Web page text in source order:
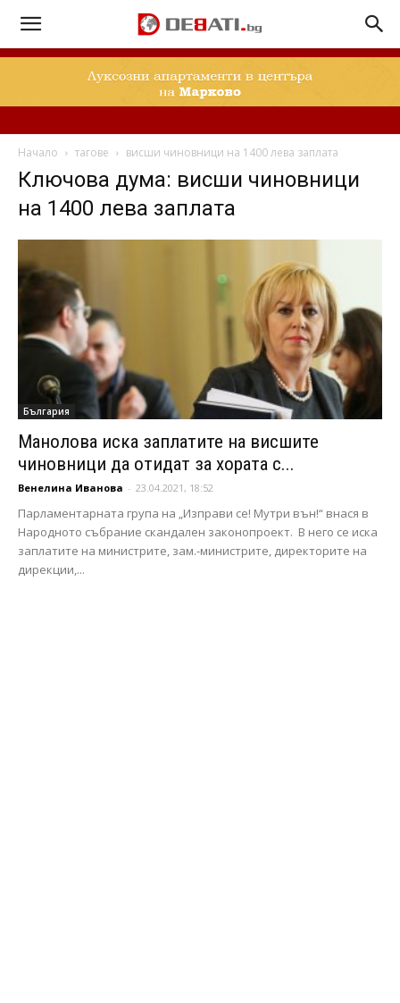
Начало тагове висши чиновници на 1400 лева заплата
Ключова дума: висши чиновници
на 1400 лева заплата
България
Манолова иска заплатите на висшите
чиновници да отидат за хората с...
Венелина Иванова - 23.04.2021, 18:52
Парламентарната група на „Изправи се! Мутри вън!“ внася в
Народното събрание скандален законопроект. В него се иска
заплатите на министрите, зам.-министрите, директорите на
дирекции,...